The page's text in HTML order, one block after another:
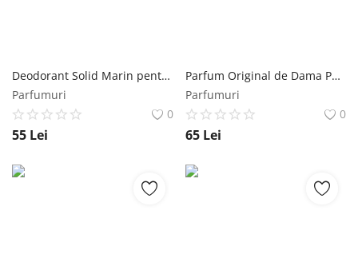
Deodorant Solid Marin pentru Piele Sensibila Zero Waste Lamazuna, 30 g Lamazuna
Parfumuri
0
55 Lei
Parfum Original de Dama Parfen Extaz Florgarden PFN908, 30 ml Florgarden
Parfumuri
0
65 Lei